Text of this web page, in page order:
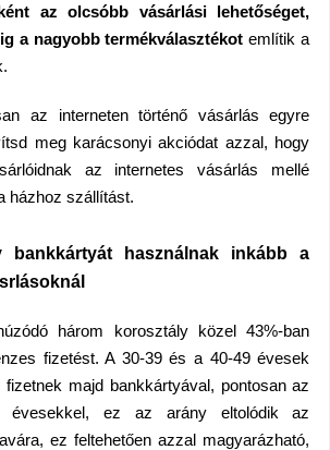
az olcsóbb vásárlási lehetőséget,
a nagyobb termékválasztékotemlítik a
az interneten történő vásárlás egyre
meg karácsonyi akciódat azzal, hogy
az internetes vásárlás mellé
házhoz szállítást.
bankkártyát használnak inkább a
három korosztály közel 43%-ban
fizetést. A 30-39 és a 40-49 évesek
fizetnek majd bankkártyával, pontosan az
évesekkel, ez az arány eltolódik az
ez feltehetően azzal magyarázható,